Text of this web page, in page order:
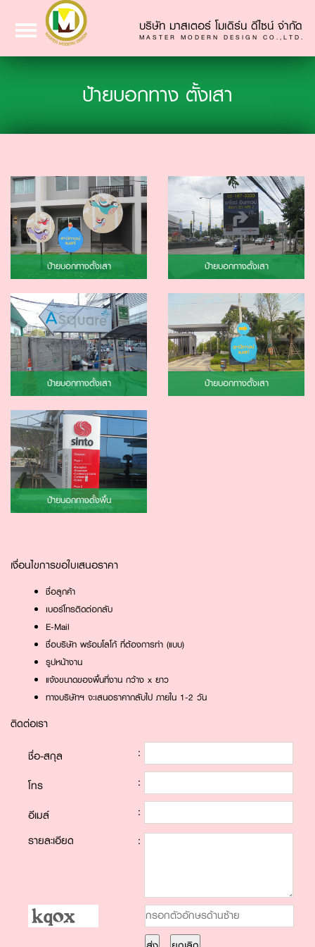
Toggle
navigation
บริษัท มาสเตอร์ โมเดิร์น ดีไซน์ จำกัด
MASTER MODERN DESIGN CO.,LTD.
ป้ายบอกทาง ตั้งเสา
ป้ายบอกทางตั้งเสา ป้ายบอกทางตั้งเสา
ป้ายบอกทางตั้งเสา ป้ายบอกทางตั้งเสา
ป้ายบอกทางตั้งพื้น
เงื่อนไขการขอใบเสนอราคา
ชื่อลูกค้า
เบอร์โทรติดต่อกลับ
E-Mail
ชื่อบริษัท พร้อมโลโก้ ที่ต้องการทำ (แบบ)
รูปหน้างาน
แจ้งขนาดของพื้นที่งาน กว้าง x ยาว
ทางบริษัทฯ จะเสนอราคากลับไป ภายใน 1-2 วัน
ติดต่อเรา
ชื่อ-สกุล
:
โทร :
อีเมล์
:
รายละเอียด
: